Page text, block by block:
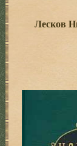
Лесков